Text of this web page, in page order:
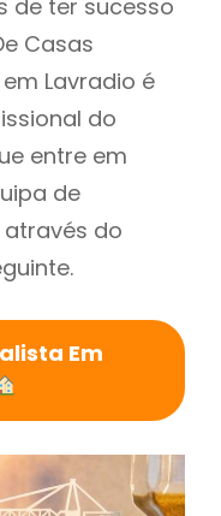
de ter sucesso
Casas
Lavradio é
do
entre em
de
do
Em